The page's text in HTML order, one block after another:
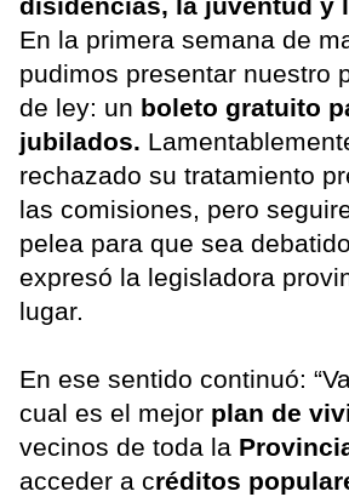
disidencias, la juventud y
En la primera semana de
pudimos presentar nuestro
de ley: un boleto gratuito
jubilados.
rechazado su tratamiento
las comisiones, pero
pelea para que sea
expresó la legisladora
lugar.
En ese sentido continuó:
cual es el mejor plan de
vecinos de toda la
acceder a créditos